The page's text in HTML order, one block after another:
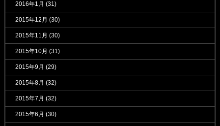
2016年1月 (31)
2015年12月 (30)
2015年11月 (30)
2015年10月 (31)
2015年9月 (29)
2015年8月 (32)
2015年7月 (32)
2015年6月 (30)